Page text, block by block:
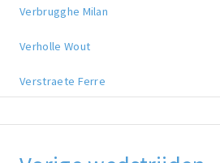
Verbrugghe Milan
Verholle Wout
Verstraete Ferre